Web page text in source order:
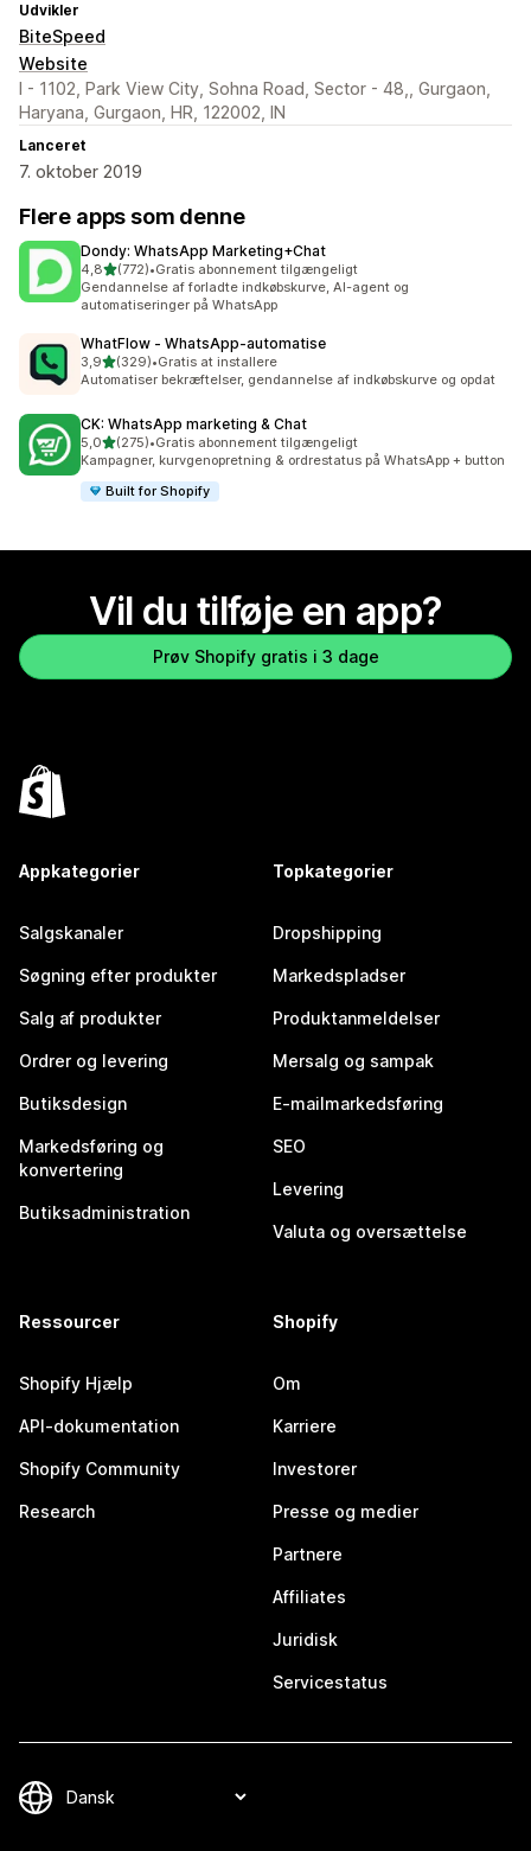
Udvikler
BiteSpeed
Website
I - 1102, Park View City, Sohna Road, Sector - 48,, Gurgaon,
Haryana, Gurgaon, HR, 122002, IN
Lanceret
7. oktober 2019
Flere apps som denne
Dondy: WhatsApp Marketing+Chat
4,8ud af 5 stjerner
(772)
772 anmeldelser i alt
•Gratis abonnement tilgængeligt
Gendannelse af forladte indkøbskurve, AI-agent og
automatiseringer på WhatsApp
WhatFlow ‑ WhatsApp‑automatise
3,9ud af 5 stjerner
(329)
329 anmeldelser i alt
•Gratis at installere
Automatiser bekræftelser, gendannelse af indkøbskurve og opdat
CK: WhatsApp marketing & Chat
5,0ud af 5 stjerner
(275)
275 anmeldelser i alt
•Gratis abonnement tilgængeligt
Kampagner, kurvgenopretning & ordrestatus på WhatsApp + button
Built for Shopify
Vil du tilføje en app?
Prøv Shopify gratis i 3 dage
Appkategorier
Salgskanaler
Søgning efter produkter
Salg af produkter
Ordrer og levering
Butiksdesign
Markedsføring og
konvertering
Butiksadministration
Topkategorier
Dropshipping
Markedspladser
Produktanmeldelser
Mersalg og sampak
E-mailmarkedsføring
SEO
Levering
Valuta og oversættelse
Ressourcer
Shopify Hjælp
API-dokumentation
Shopify Community
Research
Shopify
Om
Karriere
Investorer
Presse og medier
Partnere
Affiliates
Juridisk
Servicestatus